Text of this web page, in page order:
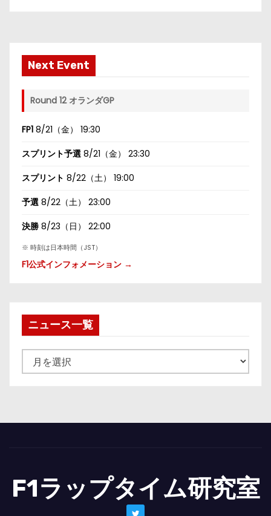
Next Event
Round 12 オランダGP
FP1 8/21（金） 19:30
スプリント予選 8/21（金） 23:30
スプリント 8/22（土） 19:00
予選 8/22（土） 23:00
決勝 8/23（日） 22:00
※ 時刻は日本時間（JST）
F1公式インフォメーション →
ニュース一覧
ュ
一
F1ラップタイム研究室